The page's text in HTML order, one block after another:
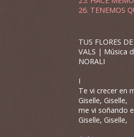
26. TENEMOS
TUS FLORES
VALS | Música
NORALI
I
Te vi crecer en
Giselle, Giselle,
me vi soñando
Giselle, Giselle,